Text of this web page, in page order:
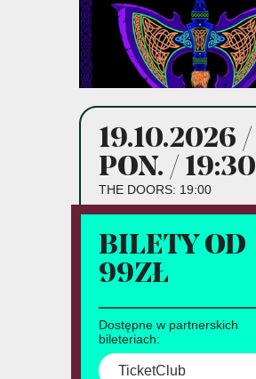
19.10.2026 /
PON. / 19:30
THE DOORS: 19:00
BILETY OD
99ZŁ
Dostępne w partnerskich
bileteriach:
TicketClub